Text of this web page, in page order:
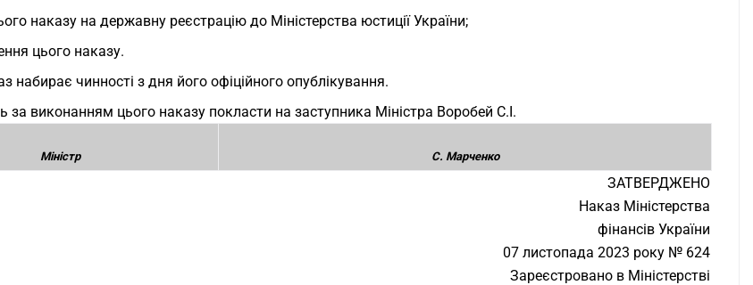
наказу на державну реєстрацію до Міністерства юстиції України;
цього наказу.
набирає чинності з дня його офіційного опублікування.
за виконанням цього наказу покласти на заступника Міністра Воробей С.І.
Міністр С. Марченко
ЗАТВЕРДЖЕНО
Наказ Міністерства
фінансів України
07 листопада 2023 року № 624
Зареєстровано в Міністерстві